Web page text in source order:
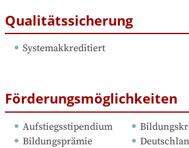
Qualitätssicherung
Systemakkreditiert
Förderungsmöglichkeiten
Aufstiegsstipendium
Bildungsprämie